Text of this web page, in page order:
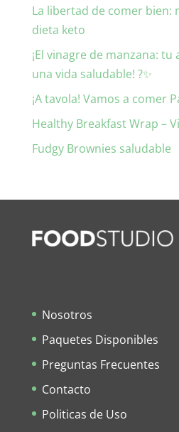
La libertad de comer bien:
dieta keto
¡El vinagre de manzana:
una vida saludable! ?✨
¡A tavola! Vamos a comer
Healthy Breakfast Wrap –
Fudgy Brownies saludable
Nosotros
Paquetes Disponibles
Preguntas Frecuentes
Contacto
Politicas de Uso